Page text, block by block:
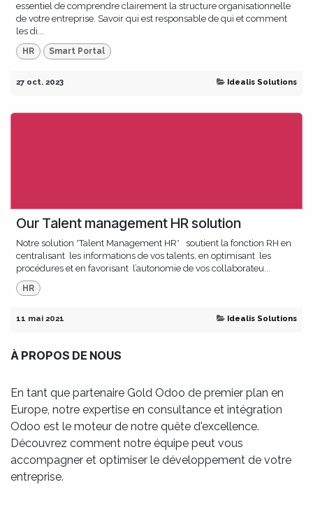
essentiel de comprendre clairement la structure organisationnelle
de votre entreprise. Savoir qui est responsable de qui et comment
les di...
HR Smart Portal
27 oct. 2023 Idealis Solutions
Our Talent management HR solution
Notre solution *Talent Management HR* soutient la fonction RH en
centralisant les informations de vos talents, en optimisant les
procédures et en favorisant l’autonomie de vos collaborateu...
HR
11 mai 2021 Idealis Solutions
À PROPOS DE NOUS
En tant que partenaire Gold Odoo de premier plan en
Europe, notre expertise en consultance et intégration
Odoo est le moteur de notre quête d'excellence.
Découvrez comment notre équipe peut vous
accompagner et optimiser le développement de votre
entreprise.